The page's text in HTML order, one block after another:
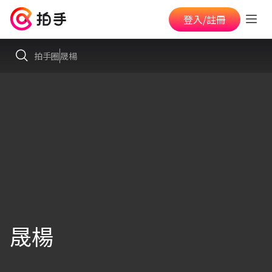
登入/註冊
拍手圈晟楊
晟楊